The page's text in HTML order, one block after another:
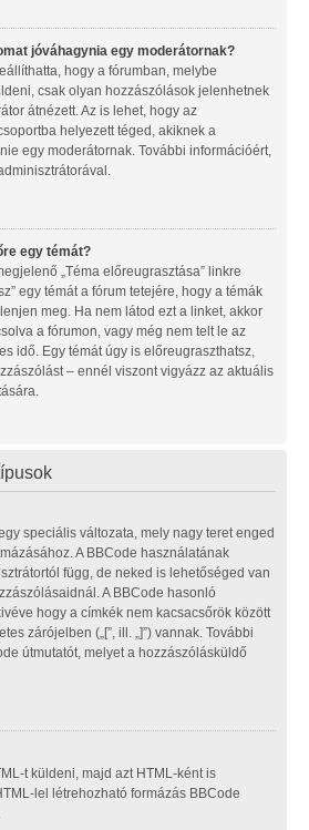
jóváhagynia egy moderátornak?
hogy a fórumban, melybe
csak olyan hozzászólások jelenhetnek
átnézett. Az is lehet, hogy az
helyezett téged, akiknek a
egy moderátornak. További információért,
egy témát?
„Téma előreugrasztása” linkre
egy témát a fórum tetejére, hogy a témák
meg. Ha nem látod ezt a linket, akkor
a fórumon, vagy még nem telt le az
idő. Egy témát úgy is előreugraszthatsz,
– ennél viszont vigyázz az aktuális
speciális változata, mely nagy teret enged
A BBCode használatának
függ, de neked is lehetőséged van
A BBCode hasonló
hogy a címkék nem kacsacsőrök között
zárójelben („[”, ill. „]”) vannak. További
útmutatót, melyet a hozzászólásküldő
t küldeni, majd azt HTML-ként is
lel létrehozható formázás BBCode